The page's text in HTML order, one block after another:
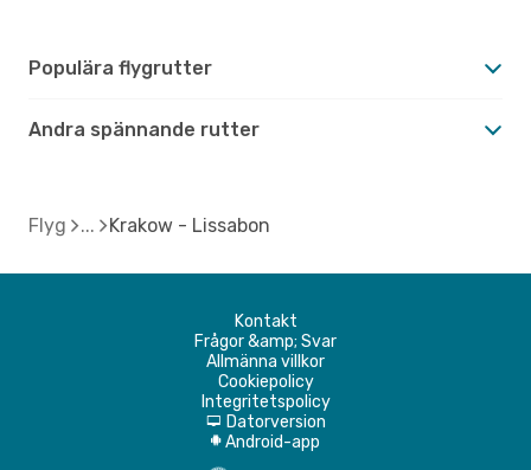
Populära flygrutter
Andra spännande rutter
Flyg Krakow - Lissabon
Kontakt
Frågor &amp; Svar
Allmänna villkor
Cookiepolicy
Integritetspolicy
d Datorversion
A Android-app